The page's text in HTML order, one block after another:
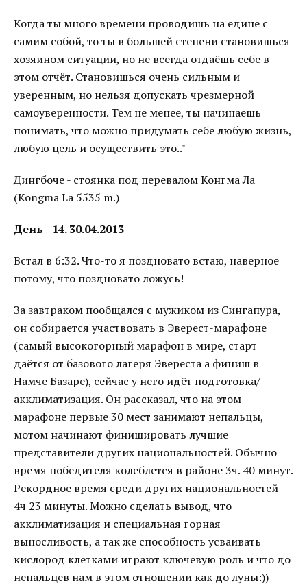
Когда ты много времени проводишь на едине с
самим собой, то ты в большей степени становишься
хозяином ситуации, но не всегда отдаёшь себе в
этом отчёт. Становишься очень сильным и
уверенным, но нельзя допускать чрезмерной
самоуверенности. Тем не менее, ты начинаешь
понимать, что можно придумать себе любую жизнь,
любую цель и осуществить это.."
Дингбоче - стоянка под перевалом Конгма Ла
(Kongma La 5535 m.)
День - 14. 30.04.2013
Встал в 6:32. Что-то я поздновато встаю, наверное
потому, что поздновато ложусь!
За завтраком пообщался с мужиком из Сингапура,
он собирается участвовать в Эверест-марафоне
(самый высокогорный марафон в мире, старт
даётся от базового лагеря Эвереста а финиш в
Намче Базаре), сейчас у него идёт подготовка/
акклиматизация. Он рассказал, что на этом
марафоне первые 30 мест занимают непальцы,
мотом начинают финишировать лучшие
представители других национальностей. Обычно
время победителя колеблется в районе 3ч. 40 минут.
Рекордное время среди других национальностей -
4ч 23 минуты. Можно сделать вывод, что
акклиматизация и специальная горная
выносливость, а так же способность усваивать
кислород клетками играют ключевую роль и что до
непальцев нам в этом отношении как до луны:))